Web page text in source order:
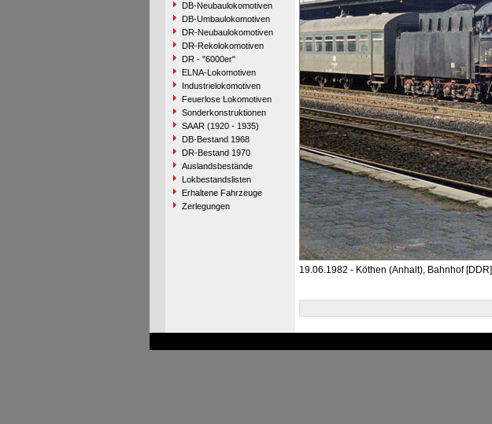
DB-Neubaulokomotiven
DB-Umbaulokomotiven
DR-Neubaulokomotiven
DR-Rekolokomotiven
DR - "6000er"
ELNA-Lokomotiven
Industrielokomotiven
Feuerlose Lokomotiven
Sonderkonstruktionen
SAAR (1920 - 1935)
DB-Bestand 1968
DR-Bestand 1970
Auslandsbestände
Lokbestandslisten
Erhaltene Fahrzeuge
Zerlegungen
19.06.1982 - Köthen (Anhalt), Bahnhof [DDR]